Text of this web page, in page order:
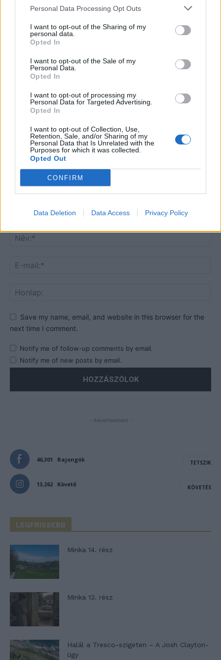
Personal Data Processing Opt Outs
I want to opt-out of the Sharing of my
personal data.
Opted In
I want to opt-out of the Sale of my
Personal Data.
Opted In
I want to opt-out of processing my
Personal Data for Targeted Advertising.
Opted In
I want to opt-out of Collection, Use,
Retention, Sale, and/or Sharing of my
Personal Data that Is Unrelated with the
Purposes for which it was collected.
Opted Out
CONFIRM
Data Deletion Data Access Privacy Policy
Save my name, email, and website in this browser for the
next time I comment.
Notify me of follow-up comments by email.
Notify me of new posts by email.
- Advertisement -
46,301 Rajongók TETSZIK
13,262 Követő KÖVETÉS
LEGFRISSEBB
Minka 14. rész
Minka 13. rész
Halál a Tresco-szigeten – A Josh Clayton-
ügy